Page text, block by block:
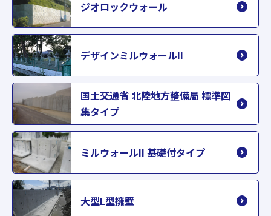
ジオロックウォール
デザインミルウォールII
国土交通省 北陸地方整備局 標準図
集タイプ
ミルウォールII 基礎付タイプ
大型L型擁壁